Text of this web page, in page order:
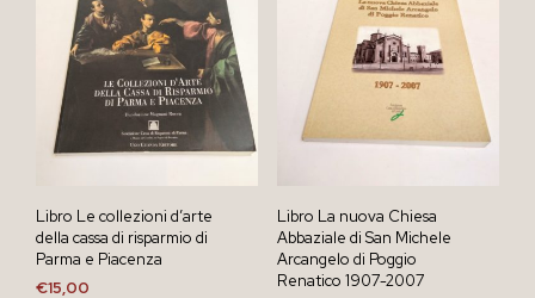
Libro Le collezioni d’arte
della cassa di risparmio di
Parma e Piacenza
€15,00
Libro La nuova Chiesa
Abbaziale di San Michele
Arcangelo di Poggio
Renatico 1907-2007